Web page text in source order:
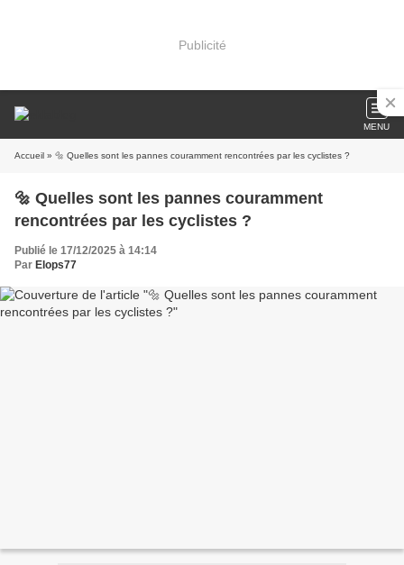
Publicité
MENU
Accueil » 🔩 Quelles sont les pannes couramment rencontrées par les cyclistes ?
🔩 Quelles sont les pannes couramment
rencontrées par les cyclistes ?
Publié le 17/12/2025 à 14:14
Par Elops77